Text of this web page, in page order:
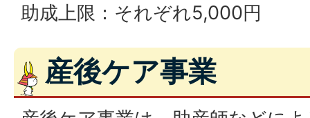
助成上限：それぞれ5,000円
産後ケア事業